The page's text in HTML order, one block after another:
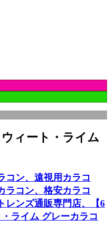
ウィート・ライム
コン、遠視用カラコ
ラコン、格安カラコ
レンズ通販専門店、【6
ライム グレーカラコ